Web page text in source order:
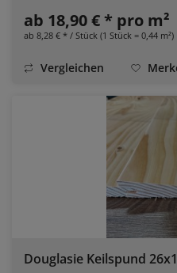
ab 18,90 € * pro m²
ab 8,28 € * / Stück (1 Stück = 0,44 m²)
Vergleichen
Douglasie Keilspund